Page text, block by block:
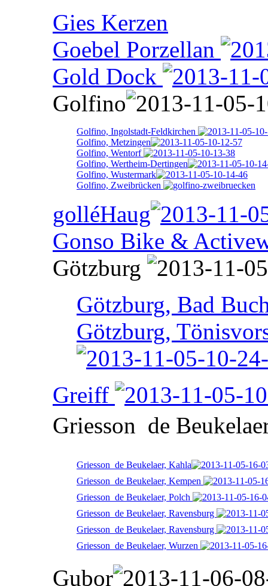
Gies Kerzen
Goebel Porzellan
Gold Dock
Golfino
Golfino, Ingolstadt-Feldkirchen
Golfino, Metzingen
Golfino, Wentorf
Golfino, Wertheim-Dertingen
Golfino, Wustermark
Golfino, Zweibrücken
golléHaug
Gonso Bike &
Götzburg
Götzburg, Bad
Götzburg,
Greiff
Griesson  de
Griesson  de Beukelaer, Kahla
Griesson  de Beukelaer, Kempen
Griesson  de Beukelaer, Polch
Griesson  de Beukelaer, Ravensburg
Griesson  de Beukelaer, Ravensburg
Griesson  de Beukelaer, Wurzen
Gubor